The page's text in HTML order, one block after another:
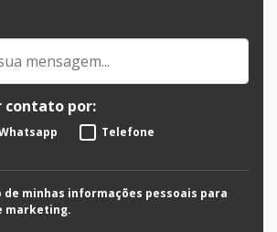
contato por:
Telefone
de minhas informações pessoais para
marketing.